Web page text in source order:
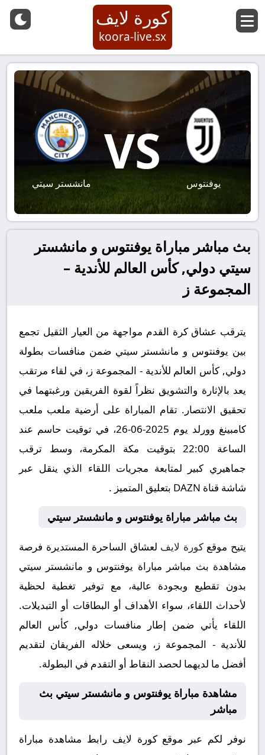
كورة لايف
koora-live.sx
يوفنتوس
VS
مانشستر سيتي
بث مباشر مباراة يوفنتوس و مانشستر
سيتي دولي, كأس العالم للأندية –
المجموعة ز
يترقب عشاق كرة القدم مواجهة من العيار الثقيل تجمع
بين يوفنتوس و مانشستر سيتي ضمن منافسات بطولة
دولي, كأس العالم للأندية - المجموعة ز، في لقاء مرتقب
يعد بالإثارة والتشويق نظراً لقوة الفريقين ورغبتهما في
تحقيق الانتصار. تقام المباراة على أرضية ملعب ملعب
كامبينغ وورلد يوم 2025-06-26، في توقيت حاسم عند
الساعة 22:00 بتوقيت مكة المكرمة، وسط ترقب
جماهيري كبير لمتابعة مجريات اللقاء الذي ينقل عبر
شاشة قناة DAZN بتعليق المتميز .
بث مباشر مباراة يوفنتوس و مانشستر سيتي
يتيح موقعكورة لايف لعشاق الساحرة المستديرة فرصة
مشاهدة بث مباشر مباراة يوفنتوس و مانشستر سيتي
بدون تقطيع وبجودة عالية، مع توفير تغطية لحظية
لأحداث اللقاء، سواء الأهداف أو البطاقات أو التبديلات.
اللقاء يأتي ضمن إطار منافسات دولي, كأس العالم
للأندية - المجموعة ز، ويسعى خلاله الفريقان لتقديم
أفضل ما لديهما لحصد النقاط أو التقدم في البطولة.
مشاهدة مباراة يوفنتوس و مانشستر سيتي بث
مباشر
نوفر لكم عبر موقع كورة لايف رابط مشاهدة مباراة